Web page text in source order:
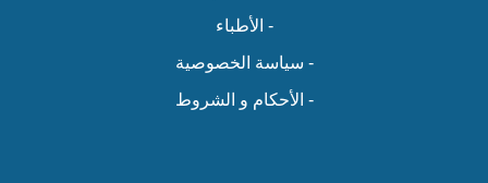
- الأطباء
- سياسة الخصوصية
- الأحكام و الشروط